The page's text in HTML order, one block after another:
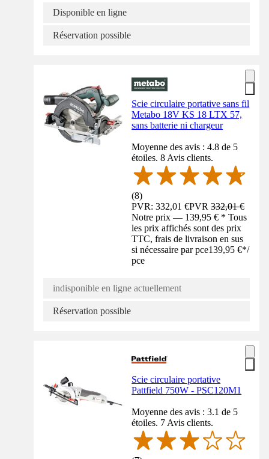
Disponible en ligne
Réservation possible
Scie circulaire portative sans fil
Metabo 18V KS 18 LTX 57,
sans batterie ni chargeur
Moyenne des avis : 4.8 de 5
étoiles. 8 Avis clients.
(8)
PVR: 332,01 €PVR332,01 €
Notre prix — 139,95 € * Tous
les prix affichés sont des prix
TTC, frais de livraison en sus
si nécessaire par pce139,95 €*/
pce
indisponible en ligne actuellement
Réservation possible
Scie circulaire portative
Pattfield 750W - PSC120M1
Moyenne des avis : 3.1 de 5
étoiles. 7 Avis clients.